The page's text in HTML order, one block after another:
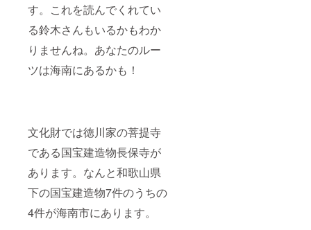
す。これを読んでくれてい
る鈴木さんもいるかもわか
りませんね。あなたのルー
ツは海南にあるかも！
文化財では徳川家の菩提寺
である国宝建造物長保寺が
あります。なんと和歌山県
下の国宝建造物7件のうちの
4件が海南市にあります。